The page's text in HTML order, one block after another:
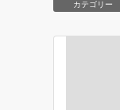
カテゴリー